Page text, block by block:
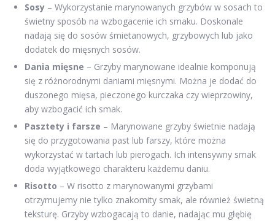
Sosy – Wykorzystanie marynowanych grzybów w sosach to
świetny sposób na wzbogacenie ich smaku. Doskonale
nadają się do sosów śmietanowych, grzybowych lub jako
dodatek do mięsnych sosów.
Dania mięsne – Grzyby marynowane idealnie komponują
się z różnorodnymi daniami mięsnymi. Można je dodać do
duszonego mięsa, pieczonego kurczaka czy wieprzowiny,
aby wzbogacić ich smak.
Pasztety i farsze – Marynowane grzyby świetnie nadają
się do przygotowania past lub farszy, które można
wykorzystać w tartach lub pierogach. Ich intensywny smak
doda wyjątkowego charakteru każdemu daniu.
Risotto – W risotto z marynowanymi grzybami
otrzymujemy nie tylko znakomity smak, ale również świetną
teksturę. Grzyby wzbogacają to danie, nadając mu głębię